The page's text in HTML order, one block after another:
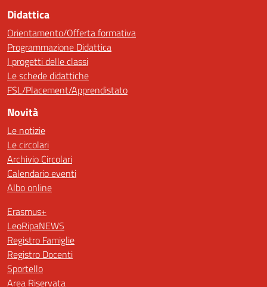
Didattica
Orientamento/Offerta formativa
Programmazione Didattica
I progetti delle classi
Le schede didattiche
FSL/Placement/Apprendistato
Novità
Le notizie
Le circolari
Archivio Circolari
Calendario eventi
Albo online
Erasmus+
LeoRipaNEWS
Registro Famiglie
Registro Docenti
Sportello
Area Riservata